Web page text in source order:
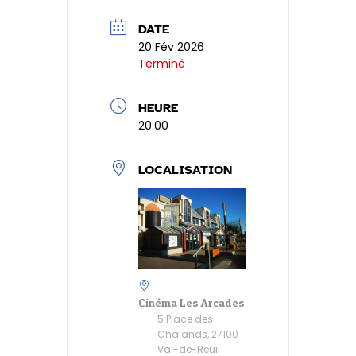
p
DATE
20 Fév 2026
Terminé
HEURE
20:00
LOCALISATION
Cinéma Les Arcades
5 Place des
Chalands, 27100
Val-de-Reuil